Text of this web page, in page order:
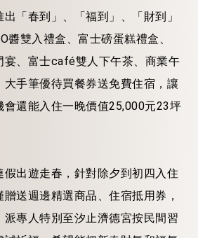
「春到」、「福到」、「財到」
醬雙入禮盒、富士磅蛋糕禮盒、
宴、富士café雙人下午茶、商業午
手筆優待買餐券送免費住宿，讓
會還能入住一晚價值25,000元23坪
出遊走春，針對除夕到初四入住
送週邊精選商品、住宿抵用券，
專人特別至汐止濟德宮按民間習